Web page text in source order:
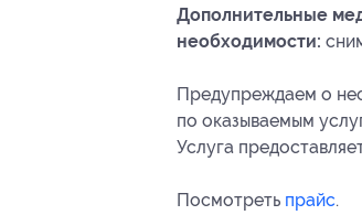
Дополнительные
необходимости:
Предупреждаем о
по оказываемым
Услуга
Посмотреть прайс.